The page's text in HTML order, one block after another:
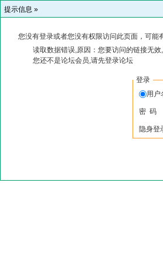
提示信息 »
您没有登录或者您没有权限访问此页面，可能
读取数据错误,原因：您要访问的链接无
您还不是论坛会员,请先登录论坛
登录
用户
密 码
隐身登